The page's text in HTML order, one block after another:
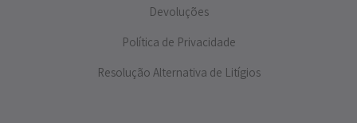
Devoluções
Política de Privacidade
Resolução Alternativa de Litígios